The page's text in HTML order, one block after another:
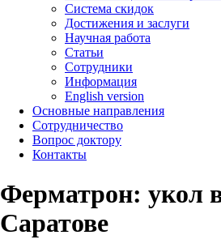
Система скидок
Достижения и заслуги
Научная работа
Статьи
Сотрудники
Информация
English version
Основные направления
Сотрудничество
Вопрос доктору
Контакты
Ферматрон: укол
Саратове